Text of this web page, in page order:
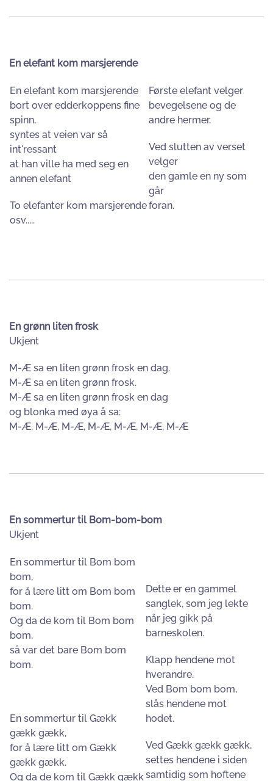
En elefant kom marsjerende
En elefant kom marsjerende
bort over edderkoppens fine
spinn,
syntes at veien var så
int'ressant
at han ville ha med seg en
annen elefant
To elefanter kom marsjerende
osv.....
Første elefant velger
bevegelsene og de
andre hermer.
Ved slutten av verset
velger
den gamle en ny som
går
foran.
En grønn liten frosk
Ukjent
M-Æ sa en liten grønn frosk en dag.
M-Æ sa en liten grønn frosk.
M-Æ sa en liten grønn frosk en dag
og blonka med øya å sa:
M-Æ, M-Æ, M-Æ, M-Æ, M-Æ, M-Æ, M-Æ
En sommertur til Bom-bom-bom
Ukjent
En sommertur til Bom bom
bom,
for å lære litt om Bom bom
bom.
Og da de kom til Bom bom
bom,
så var det bare Bom bom
bom.
En sommertur til Gækk
gækk gækk,
for å lære litt om Gækk
gækk gækk.
Og da de kom til Gækk gækk
Dette er en gammel
sanglek, som jeg lekte
når jeg gikk på
barneskolen.
Klapp hendene mot
hverandre.
Ved Bom bom bom,
slås hendene mot
hodet.
Ved Gækk gækk gækk,
settes hendene i siden
samtidig som hoftene